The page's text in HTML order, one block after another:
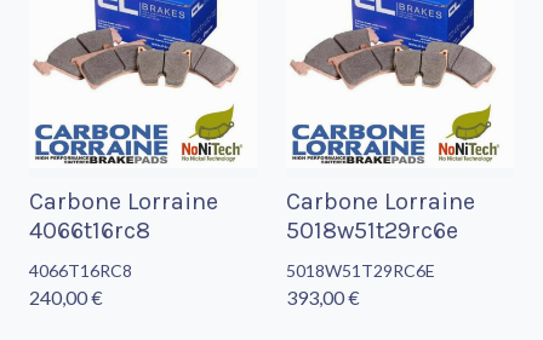
Carbone Lorraine
4066t16rc8
4066T16RC8
240,00 €
Carbone Lorraine
5018w51t29rc6e
5018W51T29RC6E
393,00 €